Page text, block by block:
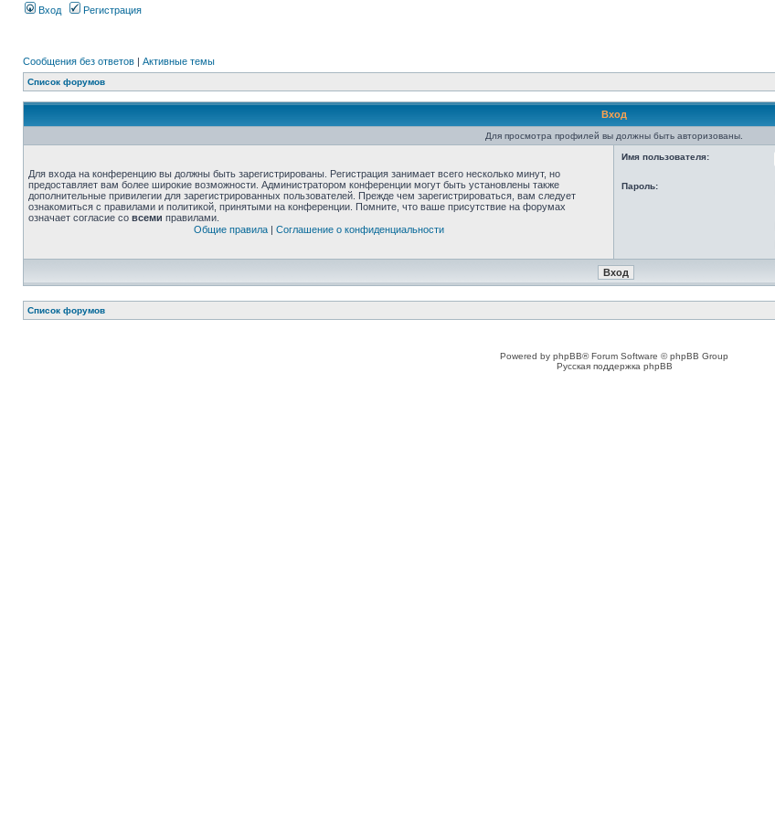
Вход Регистрация
Сообщения без ответов | Активные темы
Список форумов
Вход
Для просмотра профилей вы должны быть авторизованы.
Для входа на конференцию вы должны быть зарегистрированы. Регистрация занимает всего несколько минут, но
предоставляет вам более широкие возможности. Администратором конференции могут быть установлены также
дополнительные привилегии для зарегистрированных пользователей. Прежде чем зарегистрироваться, вам следует
ознакомиться с правилами и политикой, принятыми на конференции. Помните, что ваше присутствие на форумах
означает согласие со всеми правилами.
Общие правила| Соглашение о конфиденциальности
Имя пользователя:
Пароль:
Список форумов
Powered by phpBB® Forum Software © phpBB Group
Русская поддержка phpBB